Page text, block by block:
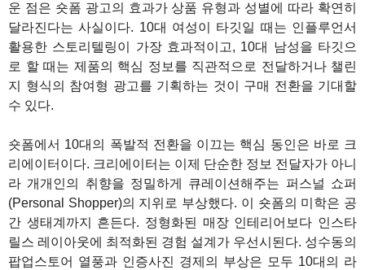
운 점은 숏폼 광고의 효과가 상품 유형과 성별에 따라 확연히
달라진다는 사실이다. 10대 여성이 타깃일 때는 인플루언서
활용한 스토리텔링이 가장 효과적이고, 10대 남성을 타깃으
로 할 때는 제품의 핵심 정보를 직관적으로 전달하거나 챌린
지 형식의 참여형 광고를 기획하는 것이 구매 전환을 기대할
수 있다.
숏폼에서 10대의 폭발적 전환을 이끄는 핵심 동인은 바로 크
리에이터이다. 크리에이터는 이제 단순한 정보 전달자가 아니
라 개개인의 취향을 정밀하게 큐레이션해주는 퍼스널 쇼퍼
(Personal Shopper)의 지위로 부상했다. 이 숏폼의 미학은 공
간 생태계까지 흔든다. 정형화된 매장 인테리어보다 인스타
릴스 레이아웃에 최적화된 경험 설계가 우선시된다. 성수동의
팝업스토어 열풍과 인증사진 경제의 부상은 모두 10대의 라